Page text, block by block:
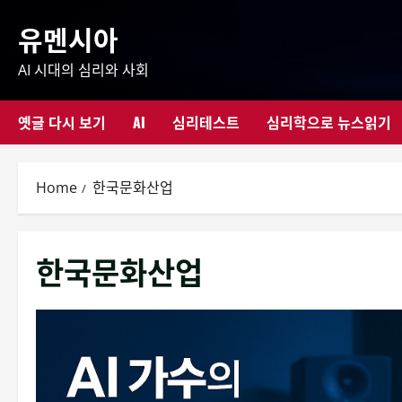
content
유멘시아
AI 시대의 심리와 사회
옛글 다시 보기 AI 심리테스트 심리학으로 뉴스읽기
Home 한국문화산업
한국문화산업